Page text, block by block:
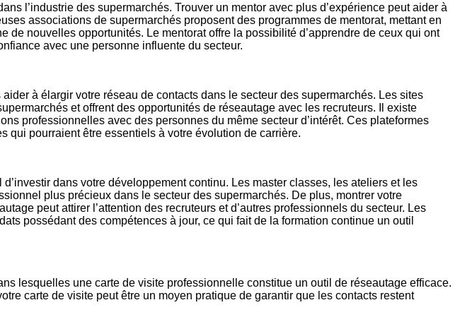
l’industrie des supermarchés. Trouver un mentor avec plus d’expérience peut aider à
associations de supermarchés proposent des programmes de mentorat, mettant en
nouvelles opportunités. Le mentorat offre la possibilité d’apprendre de ceux qui ont
avec une personne influente du secteur.
à élargir votre réseau de contacts dans le secteur des supermarchés. Les sites
et offrent des opportunités de réseautage avec les recruteurs. Il existe
professionnelles avec des personnes du même secteur d’intérêt. Ces plateformes
qui pourraient être essentiels à votre évolution de carrière.
dans votre développement continu. Les master classes, les ateliers et les
plus précieux dans le secteur des supermarchés. De plus, montrer votre
peut attirer l’attention des recruteurs et d’autres professionnels du secteur. Les
possédant des compétences à jour, ce qui fait de la formation continue un outil
lesquelles une carte de visite professionnelle constitue un outil de réseautage efficace.
carte de visite peut être un moyen pratique de garantir que les contacts restent